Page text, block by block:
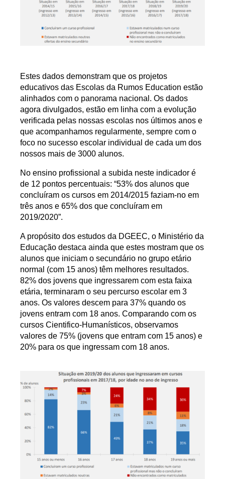
Estes dados demonstram que os projetos
educativos das Escolas da Rumos Education estão
alinhados com o panorama nacional. Os dados
agora divulgados, estão em linha com a evolução
verificada pelas nossas escolas nos últimos anos e
que acompanhamos regularmente, sempre com o
foco no sucesso escolar individual de cada um dos
nossos mais de 3000 alunos.
No ensino profissional a subida neste indicador é
de 12 pontos percentuais: “53% dos alunos que
concluíram os cursos em 2014/2015 faziam-no em
três anos e 65% dos que concluíram em
2019/2020”.
A propósito dos estudos da DGEEC, o Ministério da
Educação destaca ainda que estes mostram que os
alunos que iniciam o secundário no grupo etário
normal (com 15 anos) têm melhores resultados.
82% dos jovens que ingressarem com esta faixa
etária, terminaram o seu percurso escolar em 3
anos. Os valores descem para 37% quando os
jovens entram com 18 anos. Comparando com os
cursos Cientifico-Humanísticos, observamos
valores de 75% (jovens que entram com 15 anos) e
20% para os que ingressam com 18 anos.